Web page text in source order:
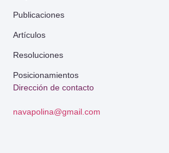
Dirección de contacto
navapolina@gmail.com
Publicaciones
Artículos
Resoluciones
Posicionamientos